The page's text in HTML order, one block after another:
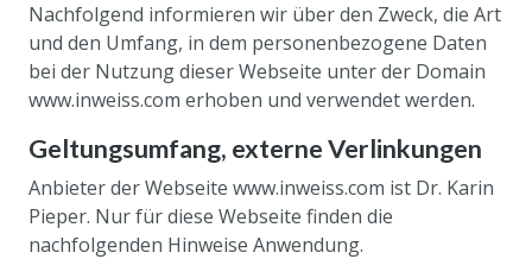
Nachfolgend informieren wir über den Zweck, die Art
und den Umfang, in dem personenbezogene Daten
bei der Nutzung dieser Webseite unter der Domain
www.inweiss.com erhoben und verwendet werden.
Geltungsumfang, externe Verlinkungen
Anbieter der Webseite www.inweiss.com ist Dr. Karin
Pieper. Nur für diese Webseite finden die
nachfolgenden Hinweise Anwendung.